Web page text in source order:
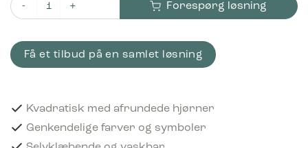
Piktogram Blød plast 12x12 cm Selvklæbende Lyserød antal
Forespørg løsning
Få et tilbud på en samlet løsning
Kvadratisk med afrundede hjørner
Genkendelige farver og symboler